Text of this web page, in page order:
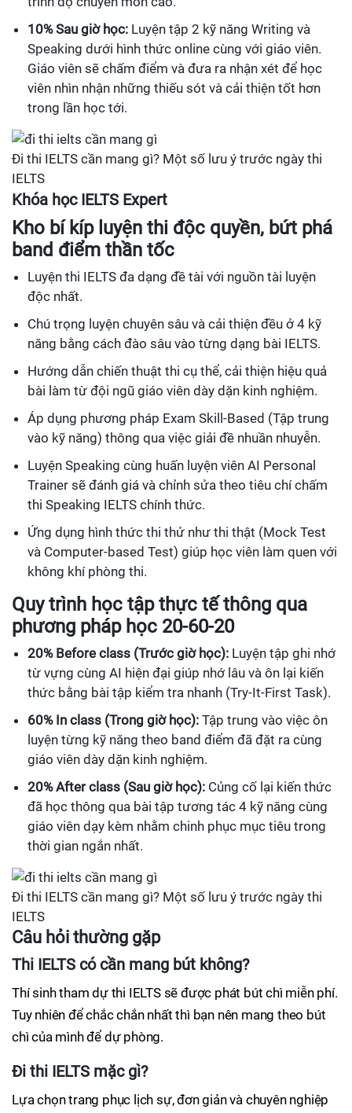
10% Sau giờ học: Luyện tập 2 kỹ năng Writing và
Speaking dưới hình thức online cùng với giáo viên.
Giáo viên sẽ chấm điểm và đưa ra nhận xét để học
viên nhìn nhận những thiếu sót và cải thiện tốt hơn
trong lần học tới.
Đi thi IELTS cần mang gì? Một số lưu ý trước ngày thi
IELTS
Khóa học IELTS Expert
Kho bí kíp luyện thi độc quyền, bứt phá
band điểm thần tốc
Luyện thi IELTS đa dạng đề tài với nguồn tài luyện
độc nhất.
Chú trọng luyện chuyên sâu và cải thiện đều ở 4 kỹ
năng bằng cách đào sâu vào từng dạng bài IELTS.
Hướng dẫn chiến thuật thi cụ thể, cải thiện hiệu quả
bài làm từ đội ngũ giáo viên dày dặn kinh nghiệm.
Áp dụng phương pháp Exam Skill-Based (Tập trung
vào kỹ năng) thông qua việc giải đề nhuần nhuyễn.
Luyện Speaking cùng huấn luyện viên AI Personal
Trainer sẽ đánh giá và chỉnh sửa theo tiêu chí chấm
thi Speaking IELTS chính thức.
Ứng dụng hình thức thi thử như thi thật (Mock Test
và Computer-based Test) giúp học viên làm quen với
không khí phòng thi.
Quy trình học tập thực tế thông qua
phương pháp học 20-60-20
20% Before class (Trước giờ học): Luyện tập ghi nhớ
từ vựng cùng AI hiện đại giúp nhớ lâu và ôn lại kiến
thức bằng bài tập kiểm tra nhanh (Try-It-First Task).
60% In class (Trong giờ học): Tập trung vào việc ôn
luyện từng kỹ năng theo band điểm đã đặt ra cùng
giáo viên dày dặn kinh nghiệm.
20% After class (Sau giờ học): Củng cố lại kiến thức
đã học thông qua bài tập tương tác 4 kỹ năng cùng
giáo viên dạy kèm nhằm chinh phục mục tiêu trong
thời gian ngắn nhất.
Đi thi IELTS cần mang gì? Một số lưu ý trước ngày thi
IELTS
Câu hỏi thường gặp
Thi IELTS có cần mang bút không?
Thí sinh tham dự thi IELTS sẽ được phát bút chì miễn phí.
Tuy nhiên để chắc chắn nhất thì bạn nên mang theo bút
chì của mình để dự phòng.
Đi thi IELTS mặc gì?
Lựa chọn trang phục lịch sự, đơn giản và chuyên nghiệp